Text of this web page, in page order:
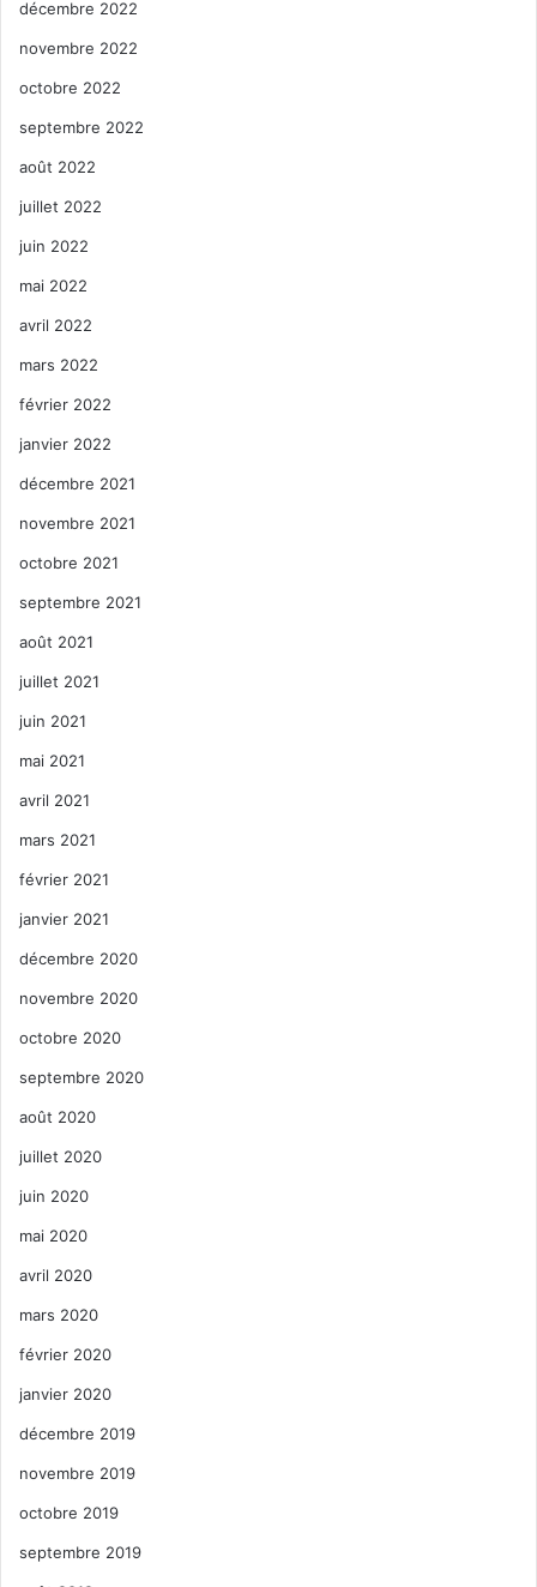
décembre 2022
novembre 2022
octobre 2022
septembre 2022
août 2022
juillet 2022
juin 2022
mai 2022
avril 2022
mars 2022
février 2022
janvier 2022
décembre 2021
novembre 2021
octobre 2021
septembre 2021
août 2021
juillet 2021
juin 2021
mai 2021
avril 2021
mars 2021
février 2021
janvier 2021
décembre 2020
novembre 2020
octobre 2020
septembre 2020
août 2020
juillet 2020
juin 2020
mai 2020
avril 2020
mars 2020
février 2020
janvier 2020
décembre 2019
novembre 2019
octobre 2019
septembre 2019